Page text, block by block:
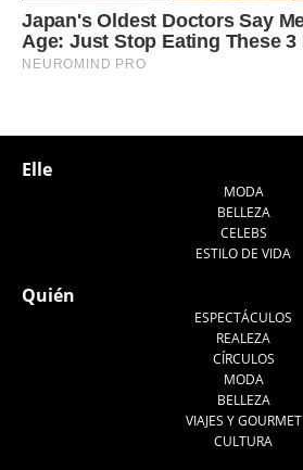
Elle
MODA
BELLEZA
CELEBS
ESTILO DE VIDA
Quién
ESPECTÁCULOS
REALEZA
CÍRCULOS
MODA
BELLEZA
VIAJES Y GOURMET
CULTURA